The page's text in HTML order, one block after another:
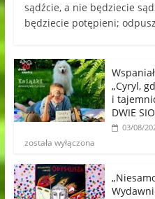
sądźcie, a nie będziecie
będziecie potępieni;
„Cyryl,
i
DWIE
03/08/
została wyłączona